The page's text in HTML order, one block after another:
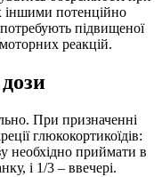
іншими потенційно
підвищеної
реакцій.
При призначенні
глюкокортикоїдів:
необхідно приймати в
і 1/3 – ввечері.